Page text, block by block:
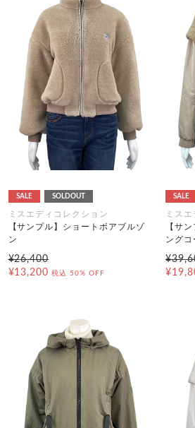
SALE SOLDOUT
ミスエディコレクション
【サンプル】ショートボアブルゾ
ン
¥26,400
¥13,200 税込 50% OFF
SALE
ミス
【サ
ングコ